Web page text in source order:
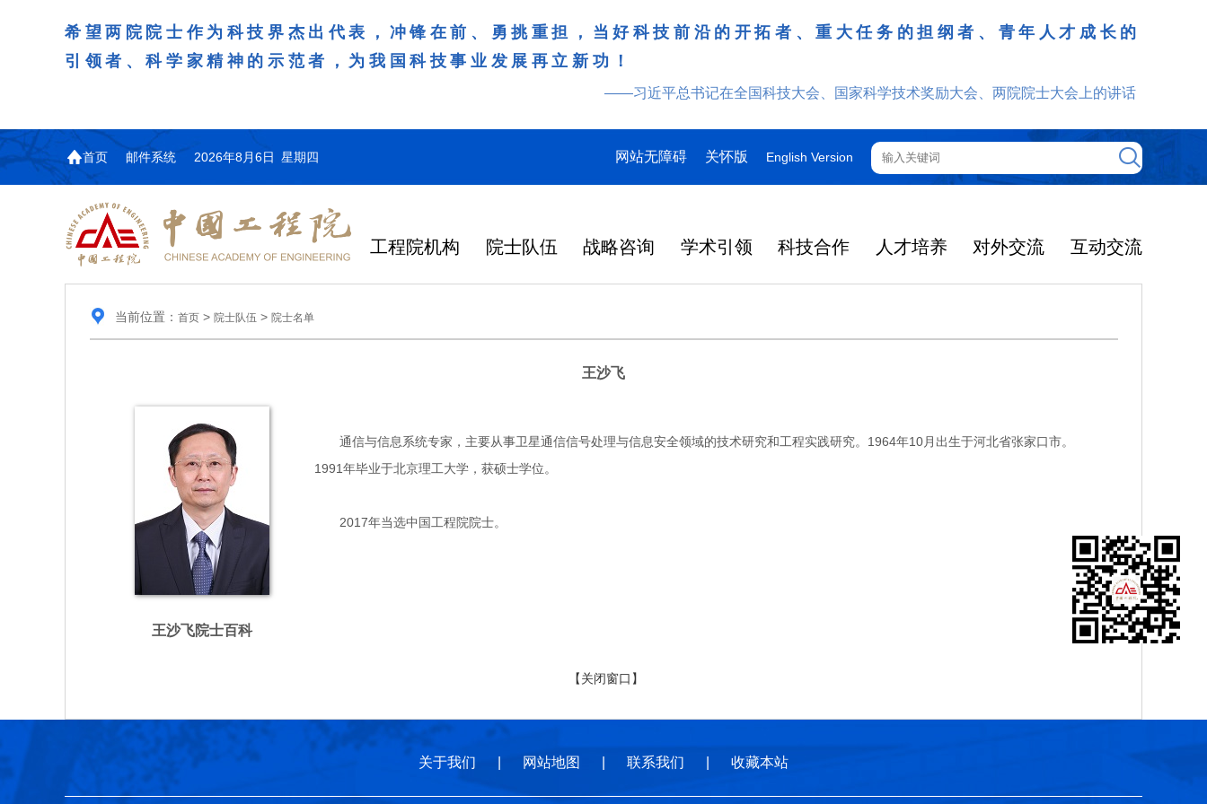
希望两院院士作为科技界杰出代表，冲锋在前、勇挑重担，当好科技前沿的开拓者、重大任务的担纲者、青年人才成长的
引领者、科学家精神的示范者，为我国科技事业发展再立新功！
——习近平总书记在全国科技大会、国家科学技术奖励大会、两院院士大会上的讲话
首页 邮件系统 2026年8月6日 星期四 网站无障碍 关怀版 English Version
工程院机构 院士队伍 战略咨询 学术引领 科技合作 人才培养 对外交流 互动交流
当前位置： 首页> 院士队伍 > 院士名单
王沙飞
王沙飞院士百科
通信与信息系统专家，主要从事卫星通信信号处理与信息安全领域的技术研究和工程实践研究。1964年10月出生于河北省张家口市。
1991年毕业于北京理工大学，获硕士学位。
2017年当选中国工程院院士。
【关闭窗口】
关于我们 网站地图 联系我们 收藏本站